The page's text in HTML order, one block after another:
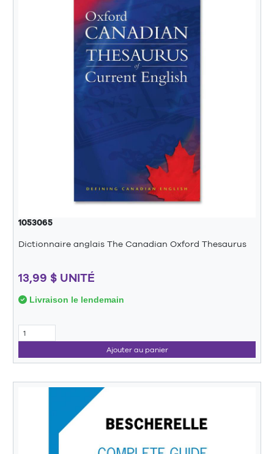
1053065
Dictionnaire anglais The Canadian Oxford Thesaurus
13,99 $ UNITÉ
Livraison le lendemain
Ajouter au panier